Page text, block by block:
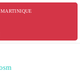
MARTINIQUE